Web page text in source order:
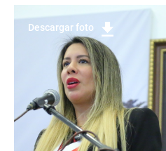
Descargar foto